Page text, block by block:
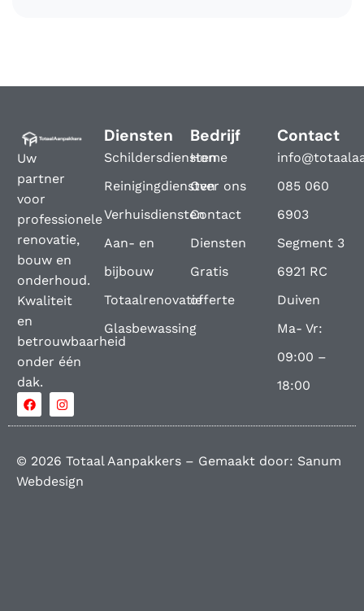
Uw
partner
voor
professionele
renovatie,
bouw en
onderhoud.
Kwaliteit
en
betrouwbaarheid
onder één
dak.
Diensten
Schildersdiensten
Reinigingdiensten
Verhuisdiensten
Aan- en
bijbouw
Totaalrenovatie
Glasbewassing
Bedrijf
Home
Over ons
Contact
Diensten
Gratis
offerte
Contact
085 060
6903
Segment 3
6921 RC
Duiven
Ma- Vr:
09:00 –
18:00
© 2026 Totaal Aanpakkers – Gemaakt door: Sanum
Webdesign